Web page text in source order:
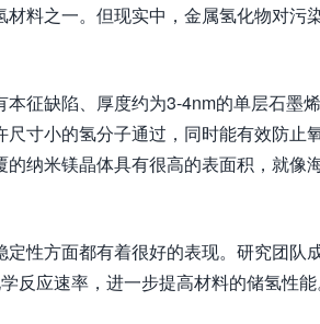
料之一。但现实中，金属氢化物对污
征缺陷、厚度约为3-4nm的单层石墨
寸小的氢分子通过，同时能有效防止
纳米镁晶体具有很高的表面积，就像
性方面都有着很好的表现。研究团队
应速率，进一步提高材料的储氢性能